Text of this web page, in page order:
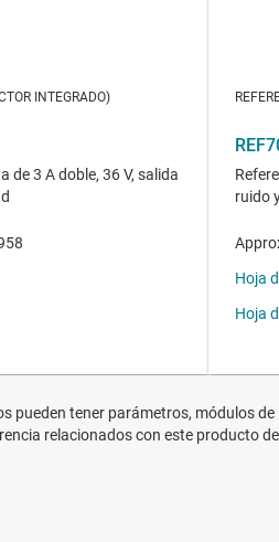
pueden tener parámetros, módulos de
relacionados con este producto de